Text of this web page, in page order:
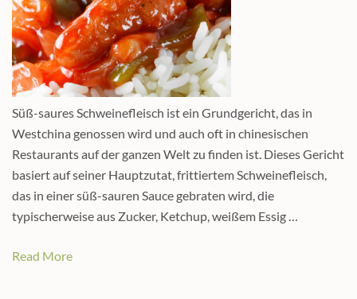
Süß-saures Schweinefleisch ist ein Grundgericht, das in
Westchina genossen wird und auch oft in chinesischen
Restaurants auf der ganzen Welt zu finden ist. Dieses Gericht
basiert auf seiner Hauptzutat, frittiertem Schweinefleisch,
das in einer süß-sauren Sauce gebraten wird, die
typischerweise aus Zucker, Ketchup, weißem Essig …
Read More